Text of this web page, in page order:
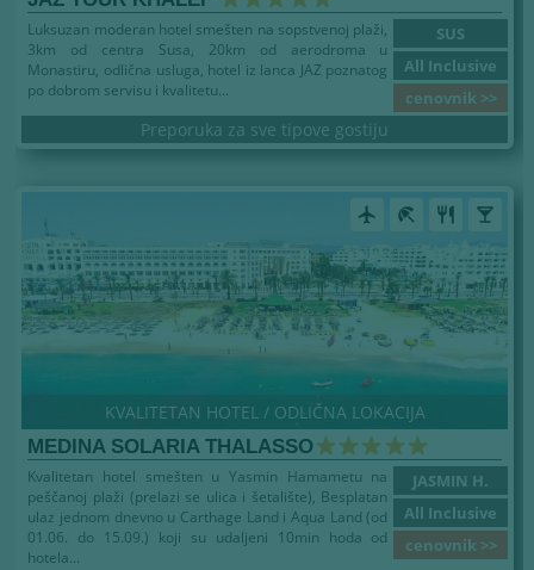
SUS
All Inclusive
cenovnik >>
Luksuzan moderan hotel smešten na sopstvenoj plaži,
3km od centra Susa, 20km od aerodroma u
Monastiru, odlična usluga, hotel iz lanca JAZ poznatog
po dobrom servisu i kvalitetu...
Preporuka za sve tipove gostiju
airplanemode_active beach_access restaurant local_bar
KVALITETAN HOTEL / ODLIČNA LOKACIJA
MEDINA SOLARIA THALASSO
JASMIN H.
All Inclusive
cenovnik >>
Kvalitetan hotel smešten u Yasmin Hamametu na
peščanoj plaži (prelazi se ulica i šetalište), Besplatan
ulaz jednom dnevno u Carthage Land i Aqua Land (od
01.06. do 15.09.) koji su udaljeni 10min hoda od
hotela...